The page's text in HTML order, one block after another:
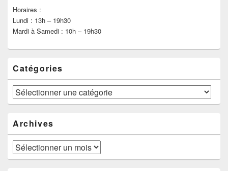
Horaires :
Lundi : 13h – 19h30
Mardi à Samedi : 10h – 19h30
Catégories
Catégories
Archives
Archives